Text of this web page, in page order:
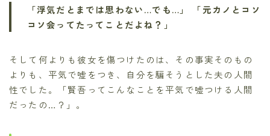
「浮気だとまでは思わない…でも…」
「元カノとコソ
コソ会ってたってことだよね？」
そして何よりも彼女を傷つけたのは、その事実そのもの
よりも、平気で嘘をつき、自分を騙そうとした夫の人間
性でした。「賢吾ってこんなことを平気で嘘つける人間
だったの…？」。